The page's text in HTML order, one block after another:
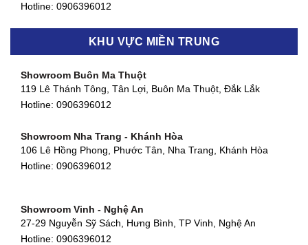
Hotline: 0906396012
Showroom Biên Hòa - Đồng Nai
Showroom Thuận An - Bình Dương
Showroom Quận 11 - TP. HCM
Showroom Quận 4 - TP. HCM
127 Khánh Hội, Phường 3, Quận 4,TP. HCM
KHU VỰC MIỀN TRUNG
Showroom Buôn Ma Thuột
119 Lê Thánh Tông, Tân Lợi, Buôn Ma Thuột, Đắk Lắk
Hotline: 0906396012
Showroom Nha Trang - Khánh Hòa
106 Lê Hồng Phong, Phước Tân, Nha Trang, Khánh Hòa
Hotline: 0906396012
Showroom Vinh - Nghệ An
27-29 Nguyễn Sỹ Sách, Hưng Bình, TP Vinh, Nghệ An
Hotline: 0906396012